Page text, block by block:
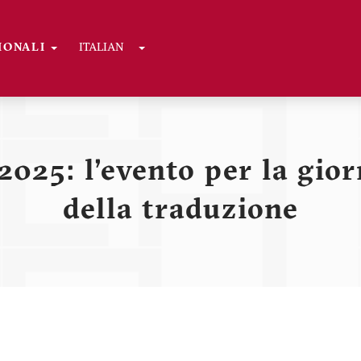
ITALIAN Toggle Dropdown
l'evento per la
della traduzione